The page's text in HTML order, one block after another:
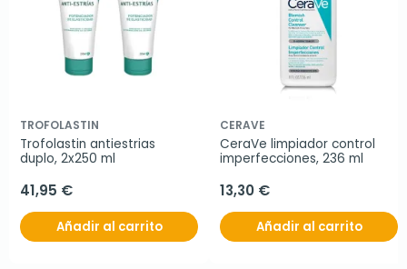
TROFOLASTIN
Trofolastin antiestrias
duplo, 2x250 ml
41,95 €
Añadir al carrito
CERAVE
CeraVe limpiador control
imperfecciones, 236 ml
13,30 €
Añadir al carrito